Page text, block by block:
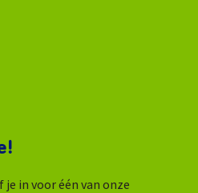
in voor één van onze